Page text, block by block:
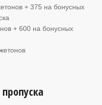
+ 375 на бонусных
+ 600 на бонусных